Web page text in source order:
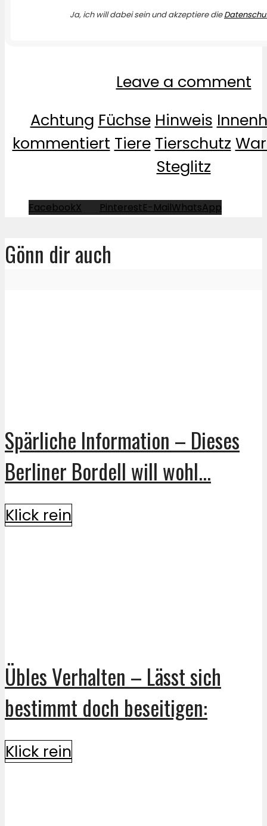
Ja, ich will dabei sein und akzeptiere die
Leave a comment
Achtung Füchse Hinweis
kommentiert Tiere Tierschutz
Steglitz
FacebookX PinterestE-MailWhatsApp
Gönn dir auch
Spärliche Information – Dieses
Berliner Bordell will wohl...
Klick rein
Übles Verhalten – Lässt sich
bestimmt doch beseitigen:
Klick rein